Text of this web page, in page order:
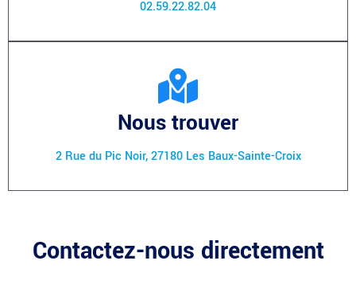
02.59.22.82.04
Nous trouver
2 Rue du Pic Noir, 27180 Les Baux-Sainte-Croix
Contactez-nous directement